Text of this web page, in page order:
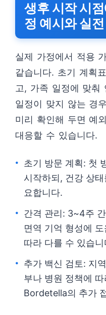
생후 시작 시
정 예시와 실
실제 가정에서 적용
같습니다. 초기 계획
고, 가족 일정에 맞춰
일정이 맞지 않는 경
미리 확인해 두면 예
대응할 수 있습니다.
초기 방문 계획: 첫
시작하되, 건강 상
요합니다.
간격 관리: 3~4주
면역 기억 형성에
따라 다를 수 있습니
추가 백신 검토: 지
부나 병원 정책에
Bordetella의 추가